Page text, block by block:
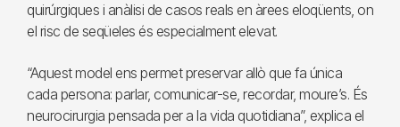
quirúrgiques i anàlisi de casos reals en àrees eloqüents, on
el risc de seqüeles és especialment elevat.
“Aquest model ens permet preservar allò que fa única
cada persona: parlar, comunicar-se, recordar, moure’s. És
neurocirurgia pensada per a la vida quotidiana”, explica el